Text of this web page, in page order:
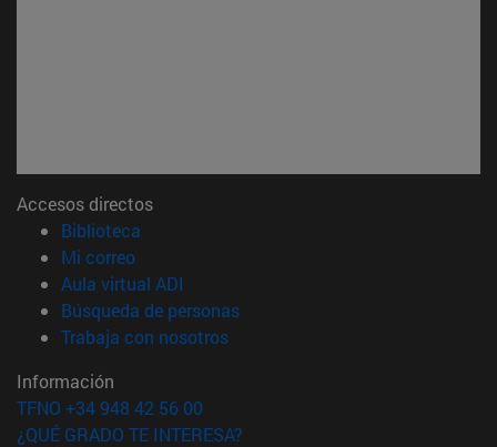
Accesos directos
Biblioteca
Mi correo(abre en nueva ventana)
Aula virtual ADI
Búsqueda de personas(abre en nueva ventana)
Trabaja con nosotros(abre en nueva ventana)
Información
TFNO +34 948 42 56 00
¿QUÉ GRADO TE INTERESA?